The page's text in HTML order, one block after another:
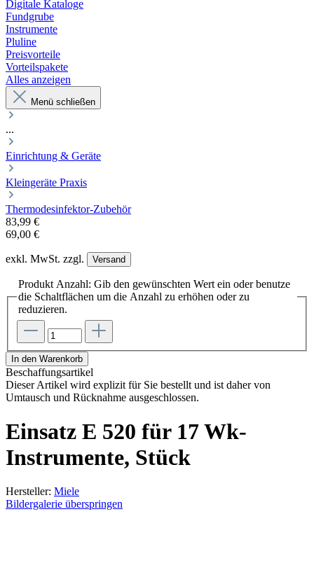
Digitale Kataloge
Fundgrube
Instrumente
Pluline
Preisvorteile
Vorteilspakete
Alles anzeigen
Menü schließen
...
Einrichtung & Geräte
Kleingeräte Praxis
Thermodesinfektor-Zubehör
83,99 €
69,00 €
exkl. MwSt. zzgl. Versand
Produkt Anzahl: Gib den gewünschten Wert ein oder benutze
die Schaltflächen um die Anzahl zu erhöhen oder zu
reduzieren.
In den Warenkorb
Beschaffungsartikel
Dieser Artikel wird explizit für Sie bestellt und ist daher von
Umtausch und Rücknahme ausgeschlossen.
Einsatz E 520 für 17 Wk-
Instrumente, Stück
Hersteller: Miele
Bildergalerie überspringen